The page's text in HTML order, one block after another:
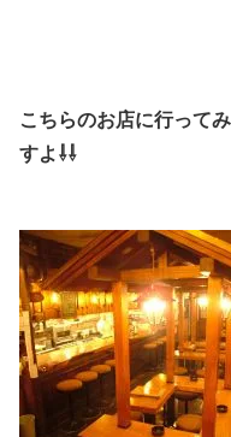
こちらのお店に行って
すよ⇩⇩